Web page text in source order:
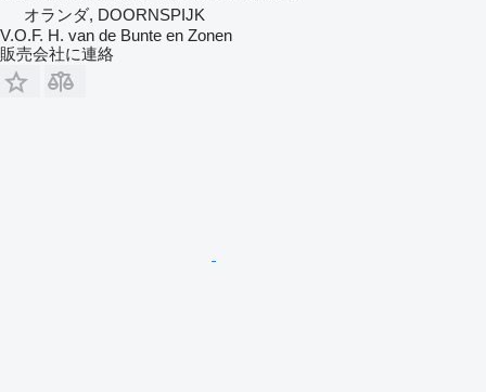
オランダ, DOORNSPIJK
V.O.F. H. van de Bunte en Zonen
販売会社に連絡